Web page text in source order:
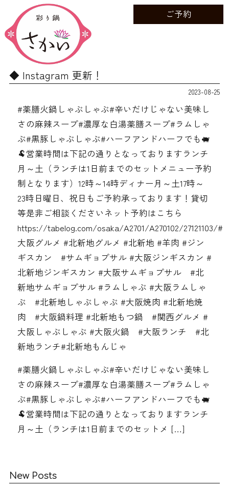
ご予約
Instagram 更新！
2023-08-25
#薬膳火鍋しゃぶしゃぶ#辛いだけじゃない美味し
さの麻辣スープ#濃厚な白湯薬膳スープ#ラムしゃ
ぶ#黒豚しゃぶしゃぶ#ハーフアンドハーフでも🐖
🐏営業時間は下記の通りとなっております️ランチ
月～土（ランチは1日前までのセットメニュー予約
制となります）12時～14時ディナー月～土17時～
23時日曜日、祝日もご予約承っております！貸切
等是非ご相談くださいネット予約はこちら
https://tabelog.com/osaka/A2701/A270102/27121103/#
大阪グルメ #北新地グルメ #北新地 #羊肉 #ジン
ギスカン #サムギョプサル #大阪ジンギスカン #
北新地ジンギスカン #大阪サムギョプサル #北
新地サムギョプサル #ラムしゃぶ #大阪ラムしゃ
ぶ #北新地しゃぶしゃぶ #大阪焼肉 #北新地焼
肉 #大阪鍋料理 #北新地もつ鍋 #関西グルメ #
大阪しゃぶしゃぶ #大阪火鍋 #大阪ランチ #北
新地ランチ#北新地もんじゃ
#薬膳火鍋しゃぶしゃぶ#辛いだけじゃない美味し
さの麻辣スープ#濃厚な白湯薬膳スープ#ラムしゃ
ぶ#黒豚しゃぶしゃぶ#ハーフアンドハーフでも🐖
🐏営業時間は下記の通りとなっております️ランチ
月～土（ランチは1日前までのセットメ […]
New Posts